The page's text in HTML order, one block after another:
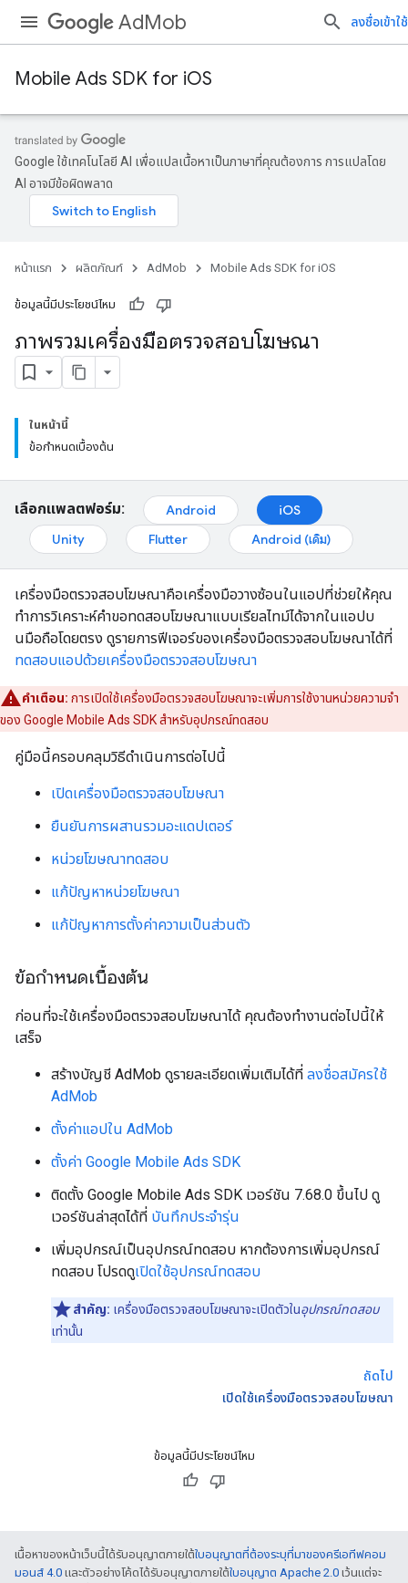
AdMob ลงชื่อเข้าใช้
Mobile Ads SDK for iOS
Google ใช้เทคโนโลยี AI เพื่อแปลเนื้อหาเป็นภาษาที่คุณต้องการ การแปลโดย
AI อาจมีข้อผิดพลาด
หน้าแรก ผลิตภัณฑ์ AdMob Mobile Ads SDK for iOS
ข้อมูลนี้มีประโยชน์ไหม
ภาพรวมเครื่องมือตรวจสอบโฆษณา
ในหน้านี้
ข้อกำหนดเบื้องต้น
เลือกแพลตฟอร์ม: Android
iOS
Unity
Flutter Android (เดิม)
เครื่องมือตรวจสอบโฆษณาคือเครื่องมือวางซ้อนในแอปที่ช่วยให้คุณ
ทำการวิเคราะห์คำขอทดสอบโฆษณาแบบเรียลไทม์ได้จากในแอปบ
นมือถือโดยตรง ดูรายการฟีเจอร์ของเครื่องมือตรวจสอบโฆษณาได้ที่
ทดสอบแอปด้วยเครื่องมือตรวจสอบโฆษณา
คำเตือน: การเปิดใช้เครื่องมือตรวจสอบโฆษณาจะเพิ่มการใช้งานหน่วยความจำ
ของ Google Mobile Ads SDKสำหรับอุปกรณ์ทดสอบ
คู่มือนี้ครอบคลุมวิธีดำเนินการต่อไปนี้
เปิดเครื่องมือตรวจสอบโฆษณา
ยืนยันการผสานรวมอะแดปเตอร์
หน่วยโฆษณาทดสอบ
แก้ปัญหาหน่วยโฆษณา
แก้ปัญหาการตั้งค่าความเป็นส่วนตัว
ข้อกำหนดเบื้องต้น
ก่อนที่จะใช้เครื่องมือตรวจสอบโฆษณาได้ คุณต้องทำงานต่อไปนี้ให้
เสร็จ
สร้างบัญชี AdMob ดูรายละเอียดเพิ่มเติมได้ที่ ลงชื่อสมัครใช้
AdMob
ตั้งค่าแอปใน AdMob
ตั้งค่า Google Mobile Ads SDK
ติดตั้ง Google Mobile Ads SDK เวอร์ชัน 7.68.0 ขึ้นไป ดู
เวอร์ชันล่าสุดได้ที่ บันทึกประจำรุ่น
เพิ่มอุปกรณ์เป็นอุปกรณ์ทดสอบ หากต้องการเพิ่มอุปกรณ์
ทดสอบ โปรดดูเปิดใช้อุปกรณ์ทดสอบ
สำคัญ: เครื่องมือตรวจสอบโฆษณาจะเปิดตัวในอุปกรณ์ทดสอบ
เท่านั้น
ถัดไป
เปิดใช้เครื่องมือตรวจสอบโฆษณา
ข้อมูลนี้มีประโยชน์ไหม
เนื้อหาของหน้าเว็บนี้ได้รับอนุญาตภายใต้ใบอนุญาตที่ต้องระบุที่มาของครีเอทีฟคอม
มอนส์ 4.0 และตัวอย่างโค้ดได้รับอนุญาตภายใต้ใบอนุญาต Apache 2.0 เว้นแต่จะ